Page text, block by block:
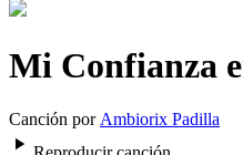
Mi Confianza
Canción por Ambiorix Padilla